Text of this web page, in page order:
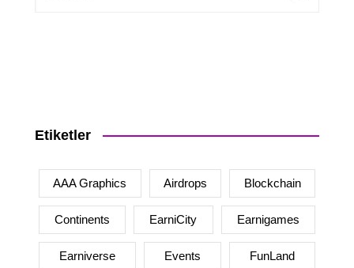
Etiketler
AAA Graphics Airdrops Blockchain
Continents EarniCity Earnigames
Earniverse Events FunLand